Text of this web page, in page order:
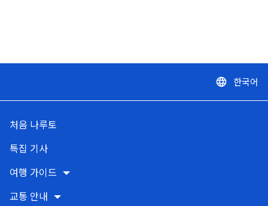
language 한국어
처음 나루토
특집 기사
여행 가이드
교통 안내